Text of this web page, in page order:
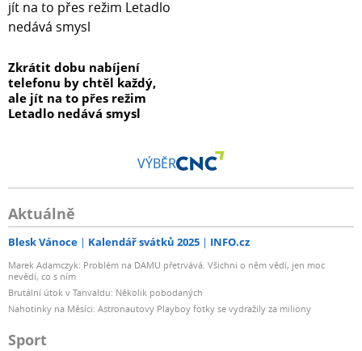
Zkrátit dobu nabíjení
telefonu by chtěl každý,
ale jít na to přes režim
Letadlo nedává smysl
VÝBĚR
Aktuálně
Blesk Vánoce Kalendář svátků 2025 INFO.cz
Marek Adamczyk: Problém na DAMU přetrvává. Všichni o něm vědí, jen moc
nevědí, co s ním
Brutální útok v Tanvaldu: Několik pobodaných
Nahotinky na Měsíci: Astronautovy Playboy fotky se vydražily za miliony
Sport